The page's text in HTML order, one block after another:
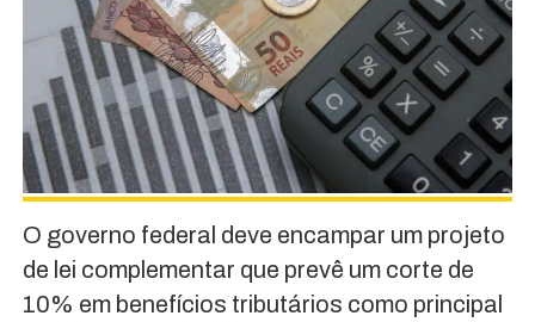
O governo federal deve encampar um projeto
de lei complementar que prevê um corte de
10% em benefícios tributários como principal